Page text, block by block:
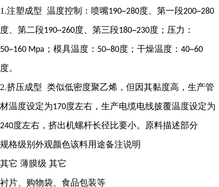
1.注塑成型 温度控制：喷嘴190~280度、第一段200~280
度、第二段190~260度、第三段180~230度；压力：
50~160 Mpa ；模具温度： 50~80度；干燥温度： 40~60
度。
2.挤压成型 类似低密度聚乙烯，但因其黏度高，生产管
材温度设定为170度左右，生产电缆电线披覆温度设定为
240度左右，挤出机螺杆长径比要小。原料描述部分
规格级别外观颜色该料用途备注说明
其它 薄膜级 其它
衬片、购物袋、食品包装等